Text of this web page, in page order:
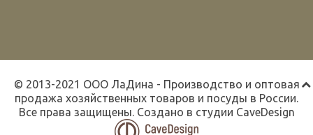
© 2013-2021 ООО ЛаДина - Производство и оптовая
продажа хозяйственных товаров и посуды в России.
Все права защищены. Создано в студии CaveDesign